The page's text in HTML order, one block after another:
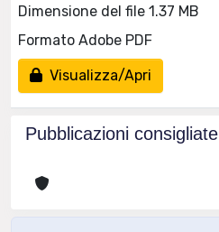
Dimensione del file 1.37 MB
Formato Adobe PDF
Visualizza/Apri
Pubblicazioni consigliate